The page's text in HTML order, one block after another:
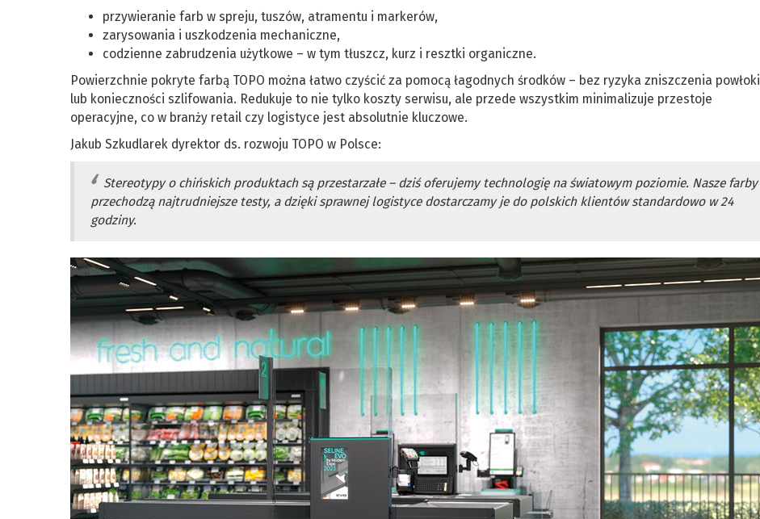
przywieranie farb w spreju, tuszów, atramentu i markerów,
zarysowania i uszkodzenia mechaniczne,
codzienne zabrudzenia użytkowe – w tym tłuszcz, kurz i resztki organiczne.
Powierzchnie pokryte farbą TOPO można łatwo czyścić za pomocą łagodnych środków – bez ryzyka zniszczenia powłoki
lub konieczności szlifowania. Redukuje to nie tylko koszty serwisu, ale przede wszystkim minimalizuje przestoje
operacyjne, co w branży retail czy logistyce jest absolutnie kluczowe.
Jakub Szkudlarek dyrektor ds. rozwoju TOPO w Polsce:
Stereotypy o chińskich produktach są przestarzałe – dziś oferujemy technologię na światowym poziomie. Nasze farby
przechodzą najtrudniejsze testy, a dzięki sprawnej logistyce dostarczamy je do polskich klientów standardowo w 24
godziny.